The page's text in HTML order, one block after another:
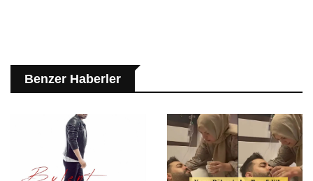
Benzer Haberler